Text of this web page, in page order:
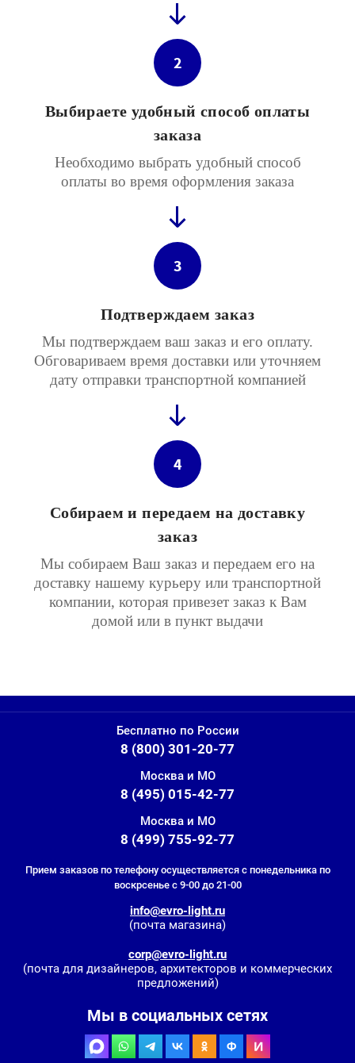
2
Выбираете удобный способ оплаты
заказа
Необходимо выбрать удобный способ
оплаты во время оформления заказа
3
Подтверждаем заказ
Мы подтверждаем ваш заказ и его оплату.
Обговариваем время доставки или уточняем
дату отправки транспортной компанией
4
Собираем и передаем на доставку
заказ
Мы собираем Ваш заказ и передаем его на
доставку нашему курьеру или транспортной
компании, которая привезет заказ к Вам
домой или в пункт выдачи
Бесплатно по России
8 (800) 301-20-77
Москва и МО
8 (495) 015-42-77
Москва и МО
8 (499) 755-92-77
Прием заказов по телефону осуществляется с понедельника по
воскрсенье с 9-00 до 21-00
info@evro-light.ru
(почта магазина)
corp@evro-light.ru
(почта для дизайнеров, архитекторов и коммерческих
предложений)
Мы в социальных сетях